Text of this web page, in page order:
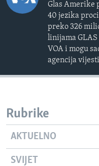
Glas Amerike
40 jezika
preko 326
linijama
VOA i mogu
agencija
Rubrike
AKTUELNO
SVIJET